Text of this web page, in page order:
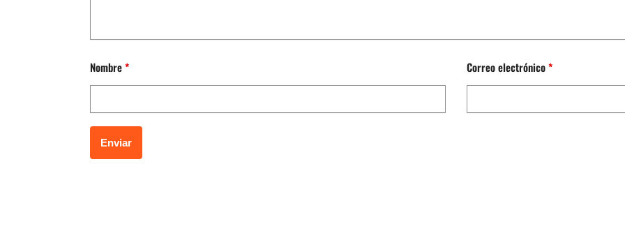
Nombre* Correo electrónico*